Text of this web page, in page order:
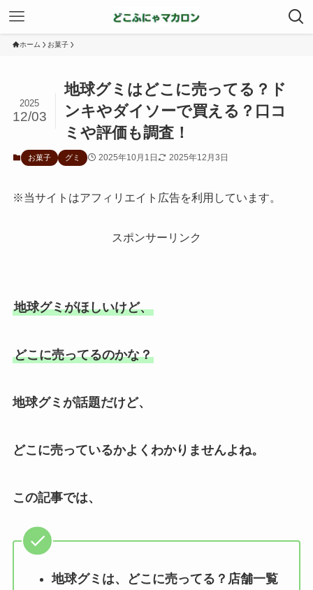
ホーム お菓子
地球グミはどこに売ってる？ド
ンキやダイソーで買える？口コ
ミや評価も調査！
2025
12/03
お菓子 グミ 2025年10月1日 2025年12月3日
※当サイトはアフィリエイト広告を利用しています。
スポンサーリンク
地球グミがほしいけど、
どこに売ってるのかな？
地球グミが話題だけど、
どこに売っているかよくわかりませんよね。
この記事では、
地球グミは、どこに売ってる？店舗一覧